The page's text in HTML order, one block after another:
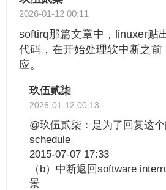
2026-01-12 00:11
softirq那篇文章中，linuxer贴
代码，在开始处理软中断之
应。
玖伍贰柒
2026-01-12 00:13
@玖伍贰柒：是为了回复这个
schedule
2015-07-07 17:33
（b）中断返回software
景